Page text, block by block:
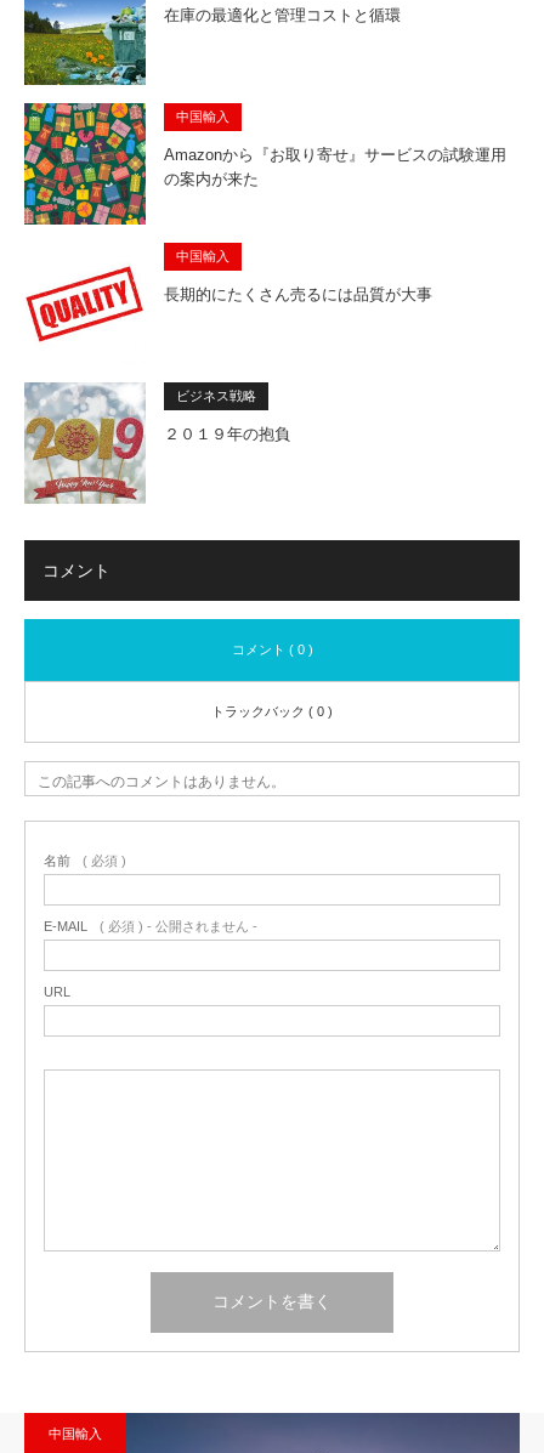
在庫の最適化と管理コストと循環
中国輸入
Amazonから『お取り寄せ』サービスの試験運用
の案内が来た
中国輸入
長期的にたくさん売るには品質が大事
ビジネス戦略
２０１９年の抱負
コメント
コメント ( 0 )
トラックバック ( 0 )
この記事へのコメントはありません。
名前 ( 必須 )
E-MAIL ( 必須 ) - 公開されません -
URL
中国輸入